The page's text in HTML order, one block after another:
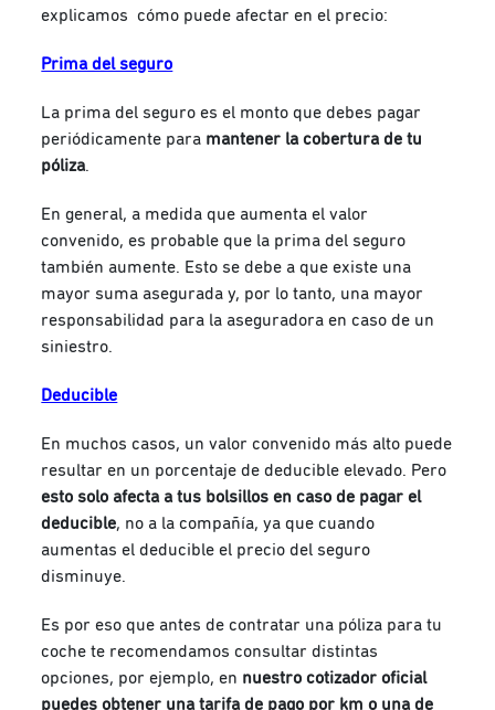
explicamos cómo puede afectar en el precio:
Prima del seguro
La prima del seguro es el monto que debes pagar
periódicamente para mantener la cobertura de tu
póliza.
En general, a medida que aumenta el valor
convenido, es probable que la prima del seguro
también aumente. Esto se debe a que existe una
mayor suma asegurada y, por lo tanto, una mayor
responsabilidad para la aseguradora en caso de un
siniestro.
Deducible
En muchos casos, un valor convenido más alto puede
resultar en un porcentaje de deducible elevado. Pero
esto solo afecta a tus bolsillos en caso de pagar el
deducible, no a la compañía, ya que cuando
aumentas el deducible el precio del seguro
disminuye.
Es por eso que antes de contratar una póliza para tu
coche te recomendamos consultar distintas
opciones, por ejemplo, en nuestro cotizador oficial
puedes obtener una tarifa de pago por km o una de